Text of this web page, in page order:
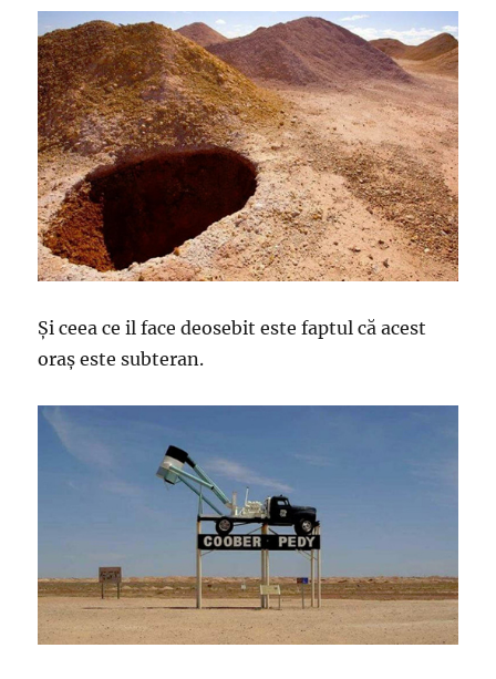
Și ceea ce il face deosebit este faptul că acest
oraș este subteran.